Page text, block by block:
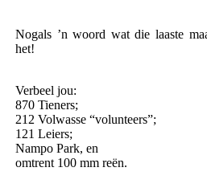
Nogals ’n woord wat die laaste
het!
Verbeel jou:
870 Tieners;
212 Volwasse “volunteers”;
121 Leiers;
Nampo Park, en
omtrent 100 mm reën.